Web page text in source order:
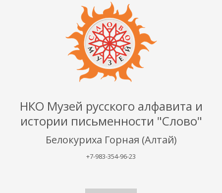
НКО Музей русского алфавита и
истории письменности "Слово"
Белокуриха Горная (Алтай)
+7-983-354-96-23